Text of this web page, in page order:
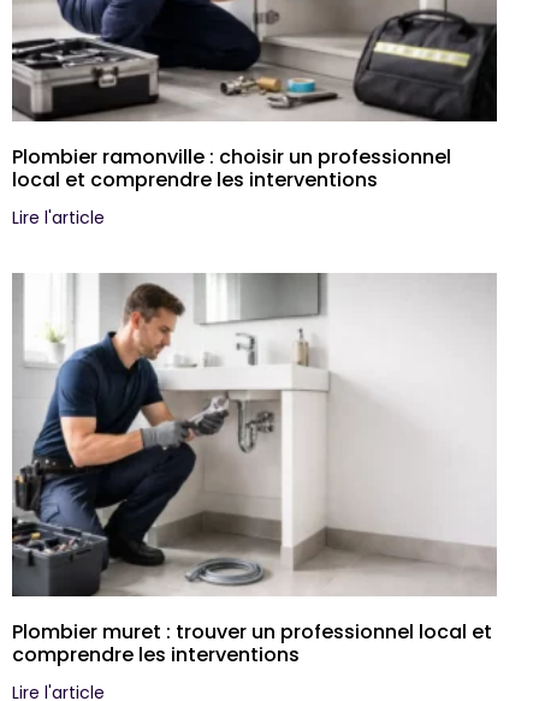
Plombier ramonville : choisir un professionnel
local et comprendre les interventions
Lire l'article
Plombier muret : trouver un professionnel local et
comprendre les interventions
Lire l'article